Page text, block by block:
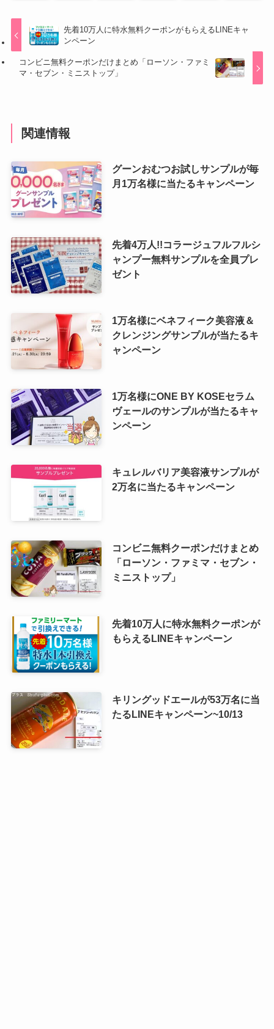
先着10万人に特水無料クーポンがもらえるLINEキャ
ンペーン
コンビニ無料クーポンだけまとめ「ローソン・ファミ
マ・セブン・ミニストップ」
関連情報
グーンおむつお試しサンプルが毎
月1万名様に当たるキャンペーン
先着4万人!!コラージュフルフルシ
ャンプー無料サンプルを全員プレ
ゼント
1万名様にベネフィーク美容液＆
クレンジングサンプルが当たるキ
ャンペーン
1万名様にONE BY KOSEセラム
ヴェールのサンプルが当たるキャ
ンペーン
キュレルバリア美容液サンプルが
2万名に当たるキャンペーン
コンビニ無料クーポンだけまとめ
「ローソン・ファミマ・セブン・
ミニストップ」
先着10万人に特水無料クーポンが
もらえるLINEキャンペーン
キリングッドエールが53万名に当
たるLINEキャンペーン~10/13